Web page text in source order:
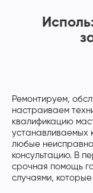
Ремонтируем,
настраиваем
квалификацию
устанавливаемых
любые
консультацию. В
срочная помощь
случаями,